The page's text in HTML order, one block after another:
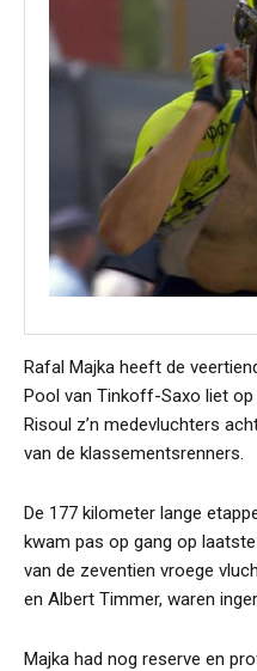
Rafal Majka heeft de
Pool van Tinkoff-Saxo liet
Risoul z’n medevluchters
van de klassementsrenners.
De 177 kilometer lange
kwam pas op gang op
van de zeventien vroege
en Albert Timmer, waren
Majka had nog reserve en